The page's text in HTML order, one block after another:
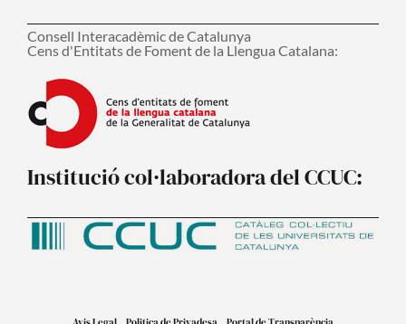
Consell Interacadèmic de Catalunya
Cens d'Entitats de Foment de la Llengua Catalana:
Institució col·laboradora del CCUC: